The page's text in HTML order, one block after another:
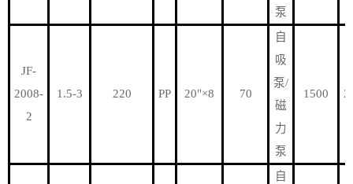
泵
JF-
2008-
2
1.5-3 220 PP 20"×8 70
自
吸
泵/
磁
力
泵
1500
自